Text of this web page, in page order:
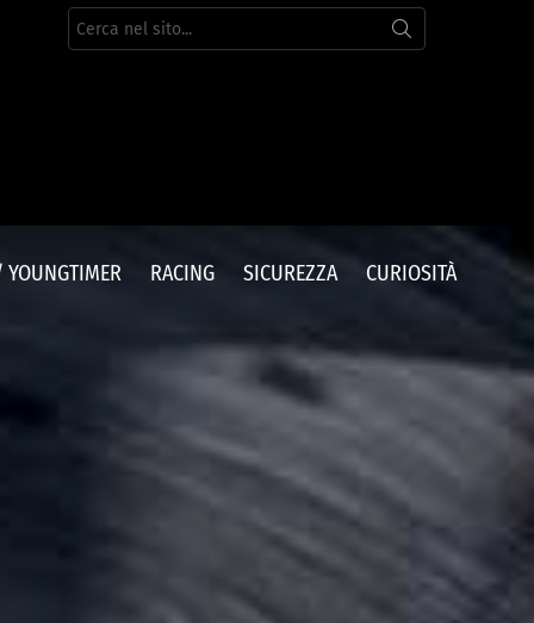
Cerca
per:
YOUNGTIMER RACING SICUREZZA CURIOSITÀ